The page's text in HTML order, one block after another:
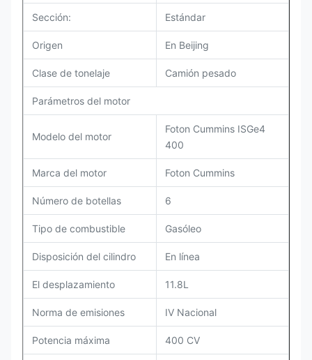
Sección: Estándar
Origen En Beijing
Clase de tonelaje Camión pesado
Parámetros del motor
Modelo del motor
Foton Cummins ISGe4
400
Marca del motor Foton Cummins
Número de botellas 6
Tipo de combustible Gasóleo
Disposición del cilindro En línea
El desplazamiento 11.8L
Norma de emisiones IV Nacional
Potencia máxima 400 CV